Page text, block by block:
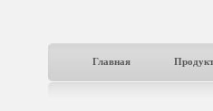
Главная